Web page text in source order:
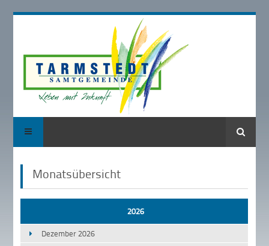
Suche
Monatsübersicht
2026
Dezember 2026